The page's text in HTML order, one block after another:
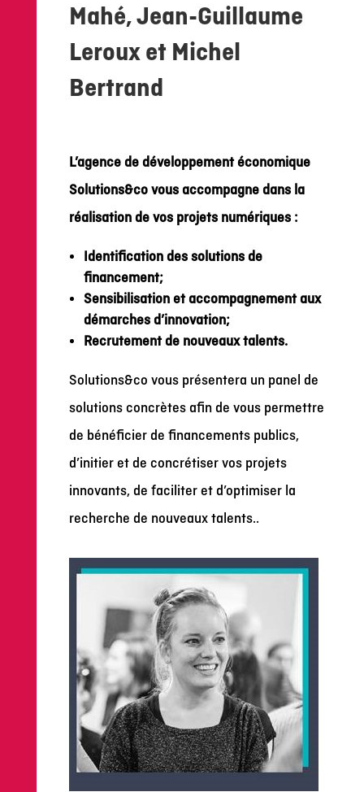
Mahé, Jean-Guillaume
Leroux et Michel
Bertrand
L’agence de développement économique
Solutions&co vous accompagne dans la
réalisation de vos projets numériques :
Identification des solutions de
financement;
Sensibilisation et accompagnement aux
démarches d’innovation;
Recrutement de nouveaux talents.
Solutions&co vous présentera un panel de
solutions concrètes afin de vous permettre
de bénéficier de financements publics,
d’initier et de concrétiser vos projets
innovants, de faciliter et d’optimiser la
recherche de nouveaux talents..